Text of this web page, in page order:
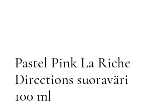
Pastel Pink La Riche
Directions suoraväri
100 ml